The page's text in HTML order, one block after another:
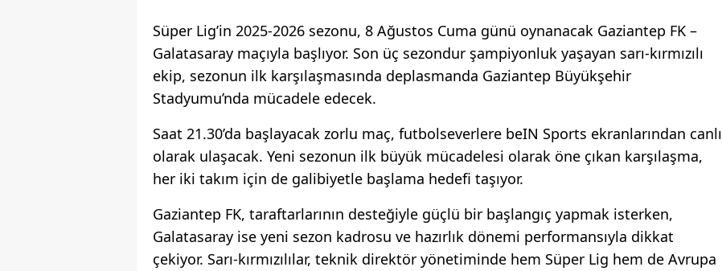
Süper Lig’in 2025-2026 sezonu, 8 Ağustos Cuma günü oynanacak Gaziantep FK –
Galatasaray maçıyla başlıyor. Son üç sezondur şampiyonluk yaşayan sarı-kırmızılı
ekip, sezonun ilk karşılaşmasında deplasmanda Gaziantep Büyükşehir
Stadyumu’nda mücadele edecek.
Saat 21.30’da başlayacak zorlu maç, futbolseverlere beIN Sports ekranlarından canlı
olarak ulaşacak. Yeni sezonun ilk büyük mücadelesi olarak öne çıkan karşılaşma,
her iki takım için de galibiyetle başlama hedefi taşıyor.
Gaziantep FK, taraftarlarının desteğiyle güçlü bir başlangıç yapmak isterken,
Galatasaray ise yeni sezon kadrosu ve hazırlık dönemi performansıyla dikkat
çekiyor. Sarı-kırmızılılar, teknik direktör yönetiminde hem Süper Lig hem de Avrupa